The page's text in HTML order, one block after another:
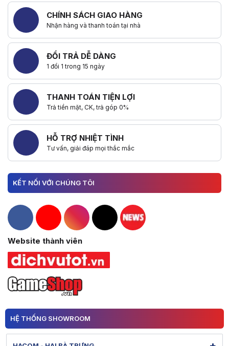
CHÍNH SÁCH GIAO HÀNG
Nhận hàng và thanh toán tại nhà
ĐỔI TRẢ DỄ DÀNG
1 đổi 1 trong 15 ngày
THANH TOÁN TIỆN LỢI
Trả tiền mặt, CK, trả góp 0%
HỖ TRỢ NHIỆT TÌNH
Tư vấn, giải đáp mọi thắc mắc
KẾT NỐI VỚI CHÚNG TÔI
Hacom Facebook
Hacom YouTube
Hacom Instagram
Hacom TikTok
Website thành viên
HỆ THỐNG SHOWROOM